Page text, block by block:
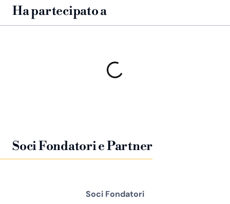
Ha partecipato a
Soci Fondatori e Partner
Soci Fondatori